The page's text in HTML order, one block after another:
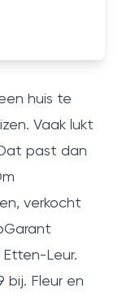
huis te
Vaak lukt
past dan
verkocht
Leur.
bij. Fleur en